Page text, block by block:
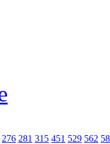
276 281 315 451 529 562